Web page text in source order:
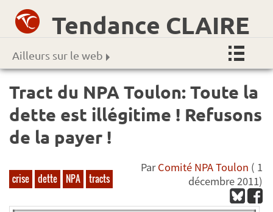
Tendance CLAIRE
Ailleurs sur le web
Tract du NPA Toulon: Toute la
dette est illégitime ! Refusons
de la payer !
crise dette NPA tracts
ParComité NPA Toulon ( 1
décembre 2011)